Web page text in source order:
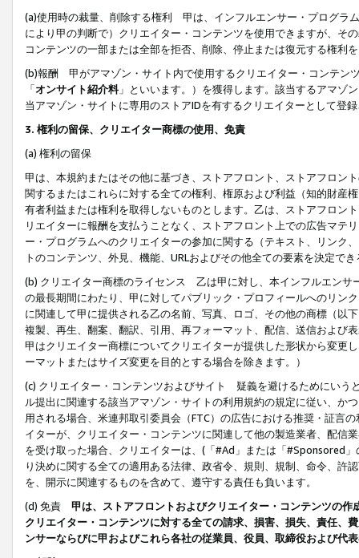
(a)使用時の裁量、削除する権利 甲は、インフルエンサー・プログラ
により甲の判断で）クリエイター・コンテンツを使用できますが、そ
コンテンツの一部または全部を拒否、削除、停止または復元する権利
(b)報酬 甲がアマゾン・サイト内で使用するクリエイター・コンテン
「オンサイト紹介料」といいます。）を獲得します。該当するアマゾ
当アマゾン・サイトに専用のストアIDを有するクリエイターとして登
3. 権利の留保、クリエイター商標の使用、免責
(a) 権利の留保
甲は、本規約またはその他に基づき、ストアフロント、ストアフロン
関するまたはこれらに対する全ての権利、権原および利益（知的財産
有者利益または権利を取得しないものとします。乙は、ストアフロン
リエイターに報酬を支払うことなく、ストアフロント上での広告マテ
ー・プログラムへのクリエイターの参加に関する（テキスト、リンク
トのコンテンツ、外見、機能、URLおよびその他全ての要素を決定で
(b) クリエイター商標のライセンス 乙は甲に対し、本インフルエンサ
の最長期間にわたり、甲に対してパブリック・プロフィールへのリン
に関連して甲に提供される乙の名前、写真、ロゴ、その他の商標（以
複製、再生、翻案、翻訳、引用、再フォーマット、配信、送信および
甲はクリエイター商標についてクリエイターが提供した形状から変更
ーマットまたはサイズ変更を目的とする場合を除きます。）
(c) クリエイター・コンテンツおよびサイト 疑義を避けるためにいう
ル提出に関連する該当アマゾン・サイトの利用規約の規定に従い、か
用される場合、米連邦取引委員会（FTC）の広告における推奨・証言
イターが、クリエイター・コンテンツに関連して他の製造業者、配信
を受け取った場合、クリエイターは、(「#Ad」または「#Sponsored
り決めに関する全ての適用ある法律、政省令、規則、規制、命令、許
を、開示に関連するものを含めて、遵守する責任も負います。
(d) 免責 甲は、ストアフロントおよびクリエイター・コンテンツの
クリエイター・コンテンツに対する全ての請求、損害、損失、責任、
ンサーならびに甲およびこれら各社の従業員、役員、取締役および代